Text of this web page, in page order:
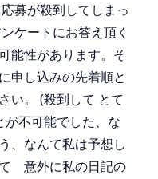
募が殺到してしまっ
ケートにお答え頂く
能性があります。そ
申し込みの先着順と
い。 (殺到して とて
が不可能でした、な
、なんて私は予想し
意外に私の日記の